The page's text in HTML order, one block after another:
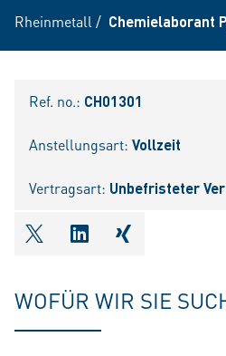
Rheinmetall / Chemielaborant
Ref. no.: CH01301
Anstellungsart: Vollzeit
Vertragsart: Unbefristeter
shareOntwitter
shareOnlinkedIn
shareOnxing
WOFÜR WIR SIE